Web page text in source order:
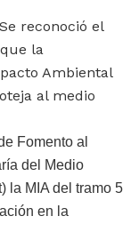
Se reconoció el
la
Ambiental
al medio
Fomento al
del Medio
la MIA del tramo 5
en la